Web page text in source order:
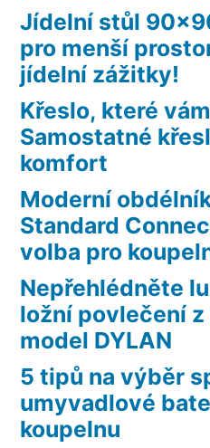
Jídelní stůl
pro menší
jídelní zážitky!
Křeslo, které
Samostatné
komfort
Moderní
Standard
volba pro
Nepřehlédněte
ložní povlečení
model DYLAN
5 tipů na výběr
umyvadlové
koupelnu